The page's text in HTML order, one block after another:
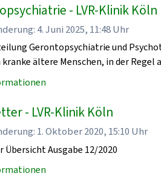
- LVR-Klinik Köln
4. Juni 2025, 11:48 Uhr
Gerontopsychiatrie und
kranke ältere Menschen, in der Regel
- LVR-Klinik Köln
1. Oktober 2020, 15:10 Uhr
Übersicht Ausgabe 12/2020